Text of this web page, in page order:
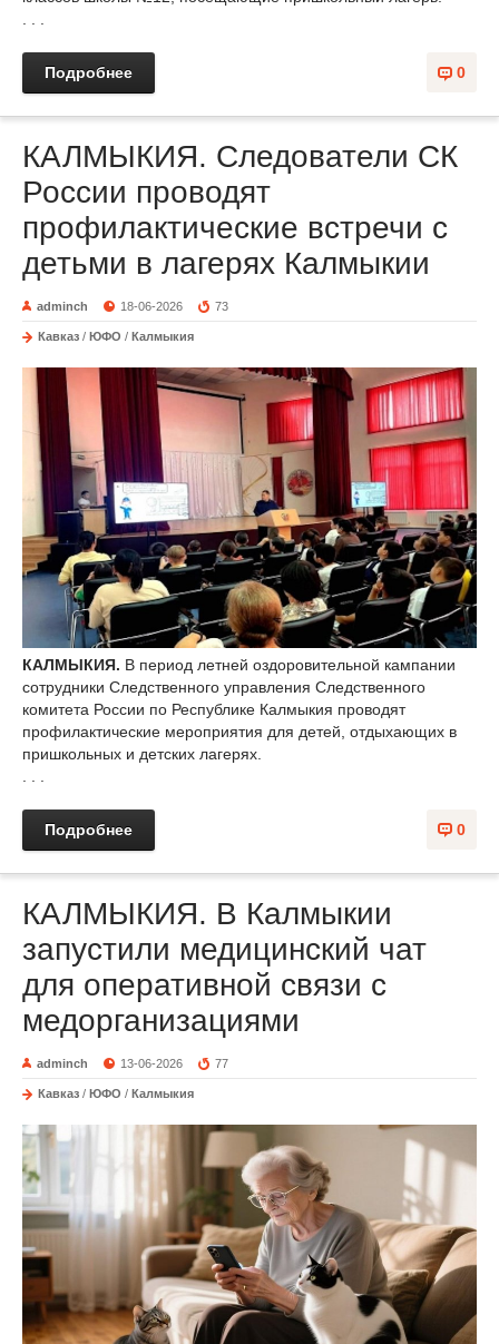
0
Подробнее
КАЛМЫКИЯ. Следователи СК
России проводят
профилактические встречи с
детьми в лагерях Калмыкии
adminch 18-06-2026 73
Кавказ / ЮФО / Калмыкия
КАЛМЫКИЯ. В период летней оздоровительной кампании
сотрудники Следственного управления Следственного
комитета России по Республике Калмыкия проводят
профилактические мероприятия для детей, отдыхающих в
пришкольных и детских лагерях.
0
Подробнее
КАЛМЫКИЯ. В Калмыкии
запустили медицинский чат
для оперативной связи с
медорганизациями
adminch 13-06-2026 77
Кавказ / ЮФО / Калмыкия